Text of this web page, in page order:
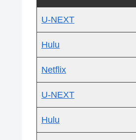
U-NEXT
Hulu
Netflix
U-NEXT
Hulu